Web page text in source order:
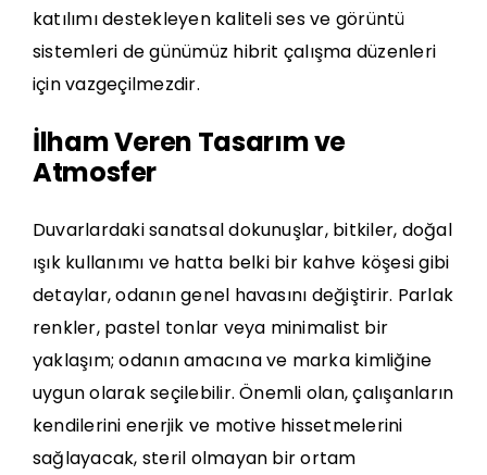
katılımı destekleyen kaliteli ses ve görüntü
sistemleri de günümüz hibrit çalışma düzenleri
için vazgeçilmezdir.
İlham Veren Tasarım ve
Atmosfer
Duvarlardaki sanatsal dokunuşlar, bitkiler, doğal
ışık kullanımı ve hatta belki bir kahve köşesi gibi
detaylar, odanın genel havasını değiştirir. Parlak
renkler, pastel tonlar veya minimalist bir
yaklaşım; odanın amacına ve marka kimliğine
uygun olarak seçilebilir. Önemli olan, çalışanların
kendilerini enerjik ve motive hissetmelerini
sağlayacak, steril olmayan bir ortam